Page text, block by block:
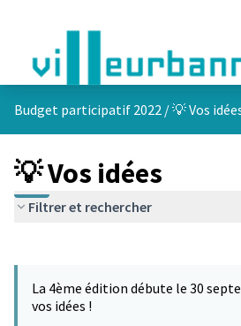
Budget participatif 2022 /💡 Vos
💡 Vos idées
Filtrer et rechercher
−
La 4ème édition débute le 30
vos idées !